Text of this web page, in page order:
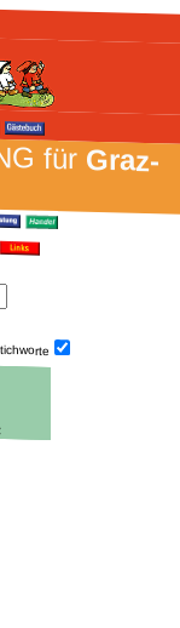
fürGraz-